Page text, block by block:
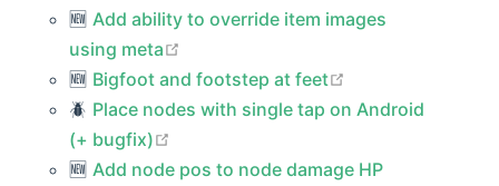
🆕️️ Add ability to override item images
using meta
🆕️️ Bigfoot and footstep at feet
🪲 Place nodes with single tap on Android
(+ bugfix)
🆕️️ Add node pos to node damage HP